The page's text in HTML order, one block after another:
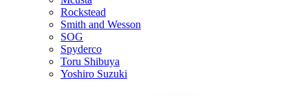
Rockstead
Smith and Wesson
SOG
Spyderco
Toru Shibuya
Yoshiro Suzuki